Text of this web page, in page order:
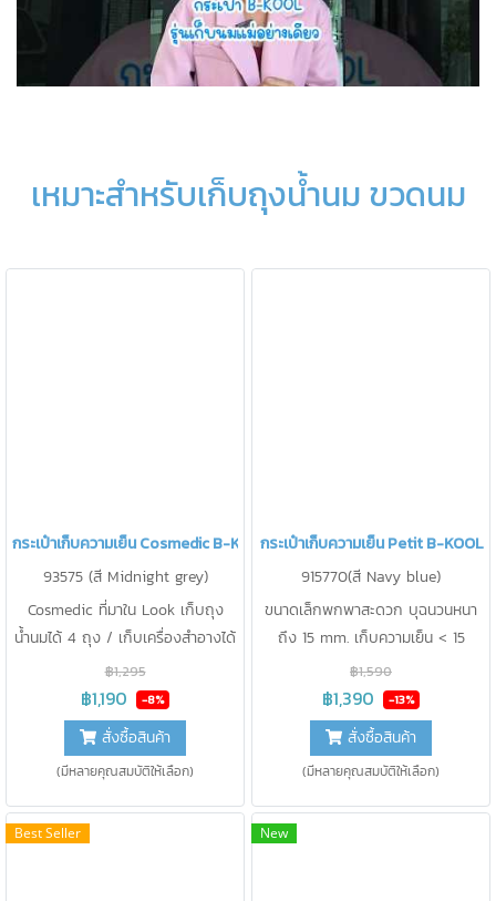
เหมาะสำหรับเก็บถุงน้ำนม ขวดนม
กระเป๋าเก็บความเย็น Cosmedic B-KOOL
93575 (สี Midnight grey)
Cosmedic ที่มาใน Look เก็บถุง
น้ำนมได้ 4 ถุง / เก็บเครื่องสำอางได้
เก็บความเย็น < 15 องศา นาน 17 ชม.
฿1,295
฿1,190 -8%
สั่งซื้อสินค้า
(มีหลายคุณสมบัติให้เลือก)
กระเป๋าเก็บความเย็น Petit B-KOOL
915770(สี Navy blue)
ขนาดเล็กพกพาสะดวก บุฉนวนหนา
ถึง 15 mm. เก็บความเย็น < 15
องศา นาน 24 ชม. เก็บขวดนม 4oz
ได้ 4 ขวด หรือเก็บ กล่องเก็บกรวย
ปั๊ม Hands-free ได้
฿1,590
฿1,390 -13%
สั่งซื้อสินค้า
(มีหลายคุณสมบัติให้เลือก)
Best Seller New